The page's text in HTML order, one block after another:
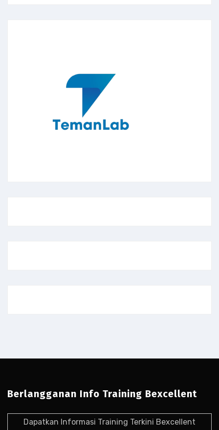
Berlangganan Info Training Bexcellent
Dapatkan Informasi Training Terkini Bexcellent